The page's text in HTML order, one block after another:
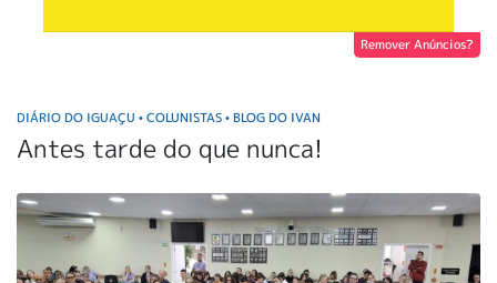
Remover Anúncios?
DIÁRIO DO IGUAÇU • COLUNISTAS • BLOG DO IVAN
Antes tarde do que nunca!